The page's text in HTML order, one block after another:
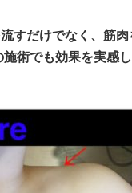
すだけでなく、筋
術でも効果を実感